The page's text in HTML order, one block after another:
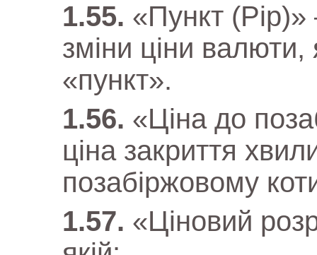
«Пункт
зміни ціни
«пункт».
«Ціна до
ціна закриття
позабіржовому
«Ціновий